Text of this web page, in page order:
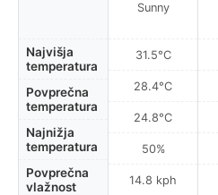
Najvišja
temperatura
Povprečna
temperatura
Najnižja
temperatura
Povprečna
vlažnost
Sunny
31.5°C
28.4°C
24.8°C
50%
14.8 kph